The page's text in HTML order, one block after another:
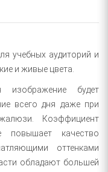
учебных аудиторий и
и живые цвета.
изображение будет
всего дня даже при
Коэффициент
качество
оттенками
обладают большей